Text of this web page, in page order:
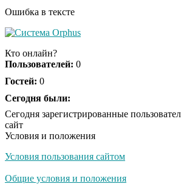
Ролик из Омска: вы
Ржу не переставая, это
не раз
Скрытая камера на
люди вытворяют, когда
Ошибка в тексте
Кто онлайн?
Пользователей: 0
Гостей: 0
Сегодня были:
Сегодня зарегистрированные
сайт
Условия и положения
Условия пользования сайтом
Общие условия и положения